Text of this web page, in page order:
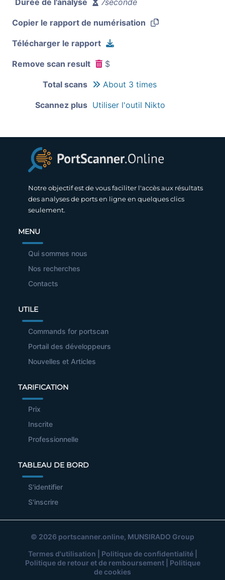
Copier le rapport de numérisation
Télécharger le rapport
Remove scan result $
Total scans About 3 times
Scannez plus Utiliser l'outil Nikto
Notre objectif est de vous faciliter l'accès aux résultats
des analyses de ports en ligne en quelques clics
seulement.
MENU
Qui sommes nous
Nos recherches
Contacts
UTILE
Commands for portscan
Portail des développeurs
Nouvelles et Articles
TARIFICATION
Prix
Inscrite
Professionnelle
TABLEAU DE BORD
S'identifier
S'inscrire
© 2026 portscanner.online, MUNSIRADO Group
Termes d'utilisation
Politique de confidentialité|
Politique de retour et de remboursement| Politique
de cookies